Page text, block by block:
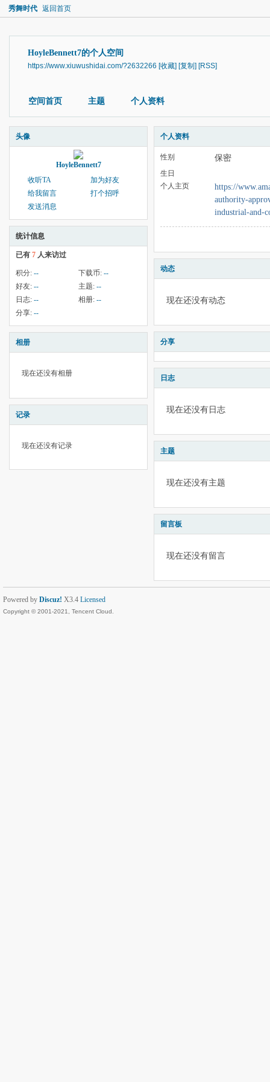
秀舞时代 返回首页
HoyleBennett7的个人空间
https://www.xiuwushidai.com/?2632266 [收藏] [复制] [RSS]
空间首页 主题 个人资料
头像
HoyleBennett7
收听TA
加为好友
给我留言
打个招呼
发送消息
统计信息
已有 7 人来访过
积分: -- 下载币: --
好友: -- 主题: --
日志: -- 相册: --
分享: --
相册
现在还没有相册
记录
现在还没有记录
个人资料
性别 保密
生日
个人主页
https://
authority-
industrial-and-
动态
现在还没有动态
分享
日志
现在还没有日志
主题
现在还没有主题
留言板
现在还没有留言
Powered by Discuz! X3.4 Licensed
Copyright © 2001-2021, Tencent Cloud.